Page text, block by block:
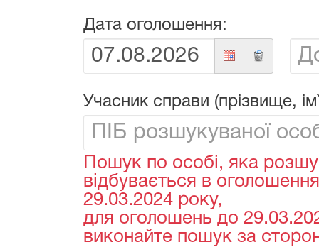
Дата оголошення:
Від:
До:
Учасник справи (прізвище,
Пошук по особі, яка
відбувається в
29.03.2024 року,
для оголошень до
виконайте пошук за